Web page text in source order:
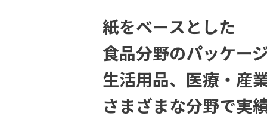
紙をベースとした
食品分野のパッケー
生活用品、医療・産
さまざまな分野で実